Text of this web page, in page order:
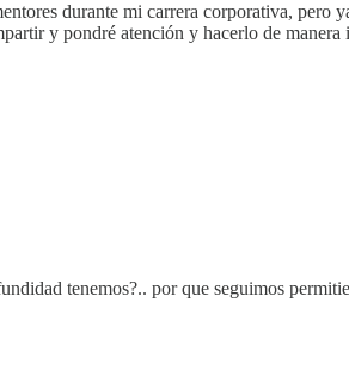
durante mi carrera corporativa, pero
y pondré atención y hacerlo de manera
tenemos?.. por que seguimos